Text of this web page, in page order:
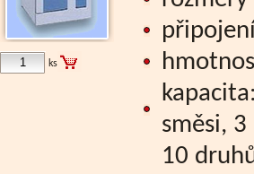
ks
směsi,
10